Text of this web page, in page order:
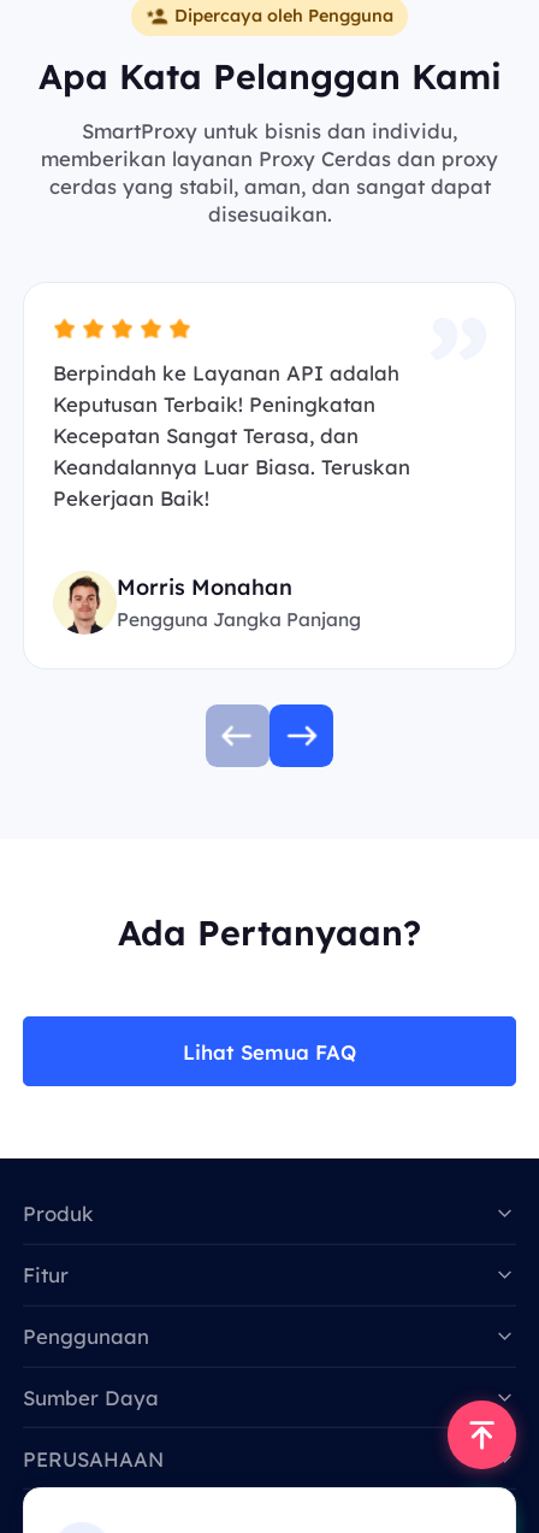
Dipercaya oleh Pengguna
Apa Kata Pelanggan Kami
SmartProxy untuk bisnis dan individu,
memberikan layanan Proxy Cerdas dan proxy
cerdas yang stabil, aman, dan sangat dapat
disesuaikan.
Berpindah ke Layanan API adalah
Keputusan Terbaik! Peningkatan
Kecepatan Sangat Terasa, dan
Keandalannya Luar Biasa. Teruskan
Pekerjaan Baik!
Morris Monahan
Pengguna Jangka Panjang
Ada Pertanyaan?
Lihat Semua FAQ
Produk
Fitur
Penggunaan
Sumber Daya
PERUSAHAAN